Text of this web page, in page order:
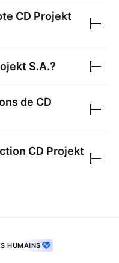
CD Projekt
S.A.?
de CD
CD Projekt
HUMAINS